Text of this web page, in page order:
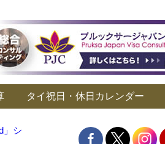
タイ祝日・休日カレンダー
」シ